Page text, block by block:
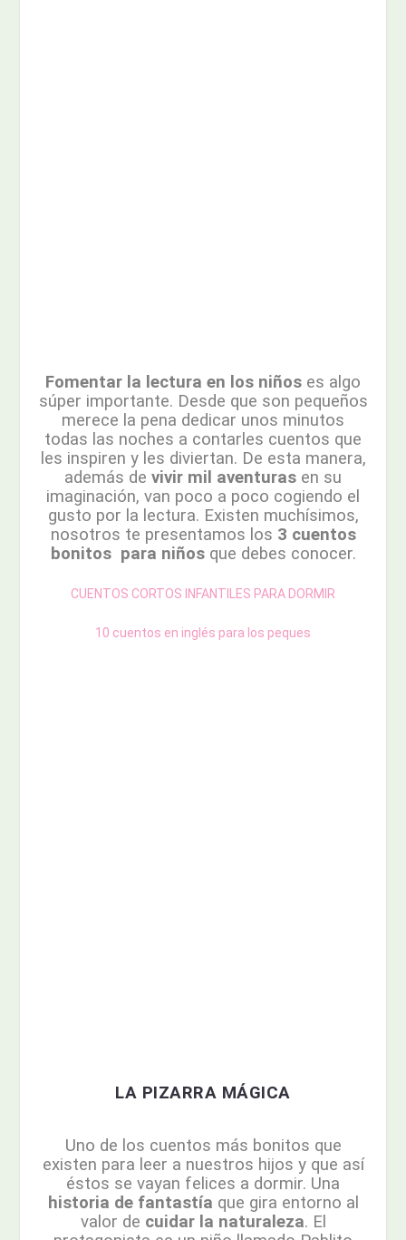
Fomentar la lectura en los niños es algo
súper importante. Desde que son pequeños
merece la pena dedicar unos minutos
todas las noches a contarles cuentos que
les inspiren y les diviertan. De esta manera,
además de vivir mil aventuras en su
imaginación, van poco a poco cogiendo el
gusto por la lectura. Existen muchísimos,
nosotros te presentamos los 3 cuentos
bonitos para niñosque debes conocer.
CUENTOS CORTOS INFANTILES PARA DORMIR
10 cuentos en inglés para los peques
LA PIZARRA MÁGICA
Uno de los cuentos más bonitos que
existen para leer a nuestros hijos y que así
éstos se vayan felices a dormir. Una
historia de fantastía que gira entorno al
valor de cuidar la naturaleza. El